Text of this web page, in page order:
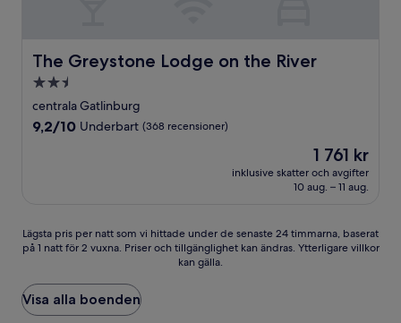
The Greystone Lodge on the River
The Greystone Lodge on the River
2.5-
stjärnigt
boende
centrala Gatlinburg
9.2
9,2/10 Underbart (368 recensioner)
Priset
är
1 761 kr
1 761 kr
inklusive skatter och avgifter
10 aug. – 11 aug.
Lägsta
pris
natt
som
vi
Lägsta pris per natt som vi hittade under de senaste 24 timmarna, baserat
på 1 natt för 2 vuxna. Priser och tillgänglighet kan ändras. Ytterligare villkor
kan gälla.
Visa alla boenden